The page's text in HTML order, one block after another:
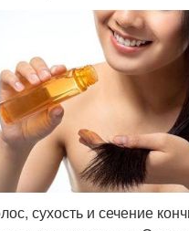
сухость и сечение